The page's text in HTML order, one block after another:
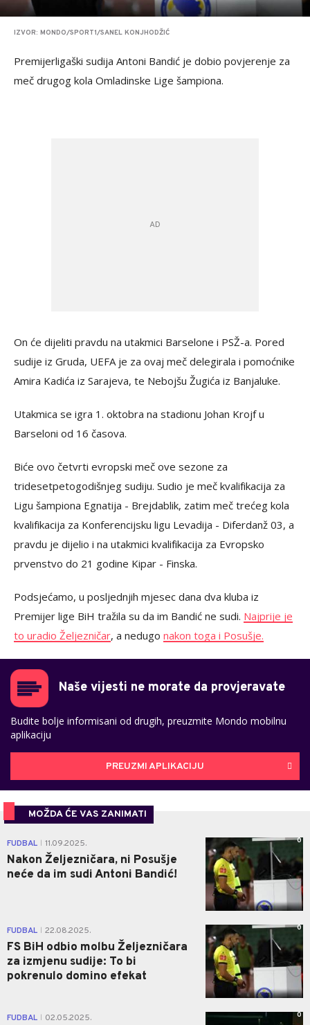
IZVOR: MONDO/SPORT1/SANEL KONJHODŽIĆ
Premijerligaški sudija Antoni Bandić je dobio povjerenje za
meč drugog kola Omladinske Lige šampiona.
On će dijeliti pravdu na utakmici Barselone i PSŽ-a. Pored
sudije iz Gruda, UEFA je za ovaj meč delegirala i pomoćnike
Amira Kadića iz Sarajeva, te Nebojšu Žugića iz Banjaluke.
Utakmica se igra 1. oktobra na stadionu Johan Krojf u
Barseloni od 16 časova.
Biće ovo četvrti evropski meč ove sezone za
tridesetpetogodišnjeg sudiju. Sudio je meč kvalifikacija za
Ligu šampiona Egnatija - Brejdablik, zatim meč trećeg kola
kvalifikacija za Konferencijsku ligu Levadija - Diferdanž 03, a
pravdu je dijelio i na utakmici kvalifikacija za Evropsko
prvenstvo do 21 godine Kipar - Finska.
Podsjećamo, u posljednjih mjesec dana dva kluba iz
Premijer lige BiH tražila su da im Bandić ne sudi. Najprije je
to uradio Željezničar, a nedugo nakon toga i Posušje.
Naše vijesti ne morate da provjeravate
Budite bolje informisani od drugih, preuzmite Mondo mobilnu
aplikaciju
PREUZMI APLIKACIJU
MOŽDA ĆE VAS ZANIMATI
FUDBAL 11.09.2025.
Nakon Željezničara, ni Posušje
neće da im sudi Antoni Bandić!
0
FUDBAL 22.08.2025.
FS BiH odbio molbu Željezničara
za izmjenu sudije: To bi
pokrenulo domino efekat
0
FUDBAL 02.05.2025. 0